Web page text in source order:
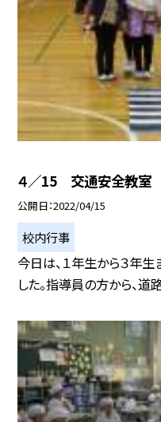
４／15 交通安全教室
公開日 2022/04/15
校内行事
今日は、１年生から３年
した。指導員の方から、道